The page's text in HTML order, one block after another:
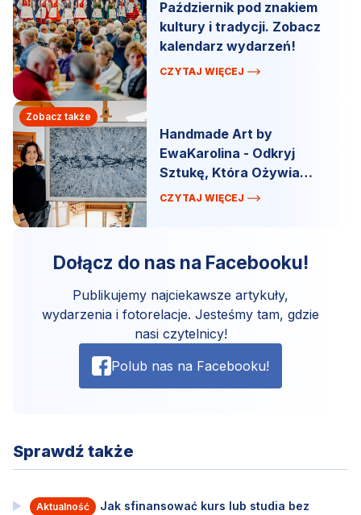
Październik pod znakiem
kultury i tradycji. Zobacz
kalendarz wydarzeń!
CZYTAJ WIĘCEJ
Zobacz także
Handmade Art by
EwaKarolina - Odkryj
Sztukę, Która Ożywia
Przestrzeń!
CZYTAJ WIĘCEJ
Dołącz do nas na Facebooku!
Publikujemy najciekawsze artykuły,
wydarzenia i fotorelacje. Jesteśmy tam, gdzie
nasi czytelnicy!
Polub nas na Facebooku!
Sprawdź także
Aktualność
Jak sfinansować kurs lub studia bez